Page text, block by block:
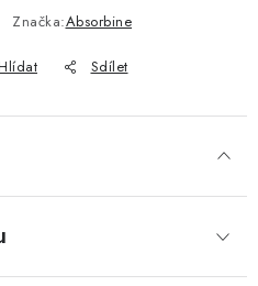
Značka:Absorbine
Hlídat Sdílet